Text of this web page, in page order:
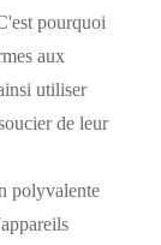
pourquoi
aux
utiliser
de leur
polyvalente